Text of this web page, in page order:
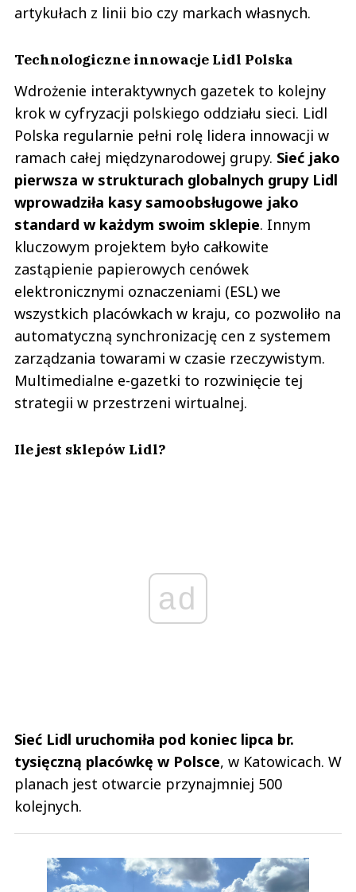
artykułach z linii bio czy markach własnych.
Technologiczne innowacje Lidl Polska
Wdrożenie interaktywnych gazetek to kolejny
krok w cyfryzacji polskiego oddziału sieci. Lidl
Polska regularnie pełni rolę lidera innowacji w
ramach całej międzynarodowej grupy. Sieć jako
pierwsza w strukturach globalnych grupy Lidl
wprowadziła kasy samoobsługowe jako
standard w każdym swoim sklepie. Innym
kluczowym projektem było całkowite
zastąpienie papierowych cenówek
elektronicznymi oznaczeniami (ESL) we
wszystkich placówkach w kraju, co pozwoliło na
automatyczną synchronizację cen z systemem
zarządzania towarami w czasie rzeczywistym.
Multimedialne e-gazetki to rozwinięcie tej
strategii w przestrzeni wirtualnej.
Ile jest sklepów Lidl?
ad
Sieć Lidl uruchomiła pod koniec lipca br.
tysięczną placówkę w Polsce, w Katowicach. W
planach jest otwarcie przynajmniej 500
kolejnych.